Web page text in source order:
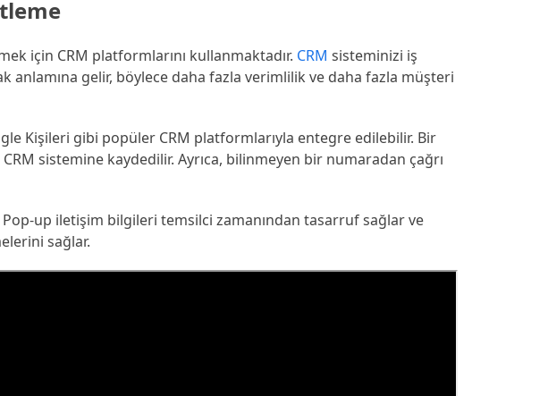
için CRM platformlarını kullanmaktadır. CRM sisteminizi iş
gelir, böylece daha fazla verimlilik ve daha fazla müşteri
Kişileri gibi popüler CRM platformlarıyla entegre edilebilir. Bir
sistemine kaydedilir. Ayrıca, bilinmeyen bir numaradan çağrı
up iletişim bilgileri temsilci zamanından tasarruf sağlar ve
sağlar.